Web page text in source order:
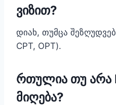
ვიზით?
დიახ, თუმცა
CPT, OPT).
რთულია თუ არა
მიღება?